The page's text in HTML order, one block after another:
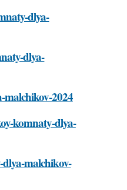
dlya-
dlya-
malchikov-2024
komnaty-dlya-
malchikov-